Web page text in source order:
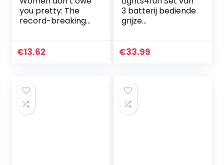
you pretty: The
record-breaking
needs
€13.62
3 batterij bediende
grijze
kaarsen warm
€33.99